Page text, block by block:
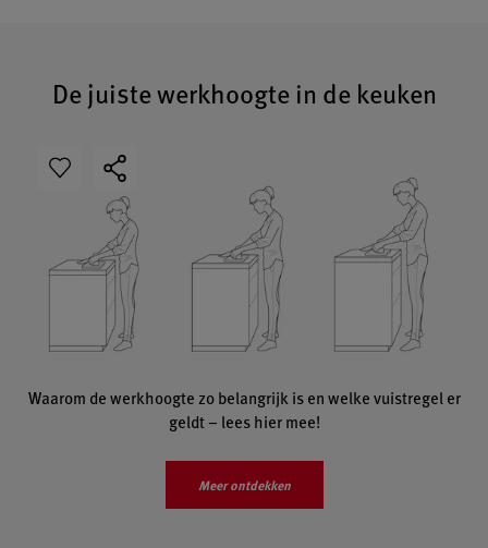
De juiste werkhoogte in de keuken
Waarom de werkhoogte zo belangrijk is en welke vuistregel er
geldt – lees hier mee!
Meer ontdekken